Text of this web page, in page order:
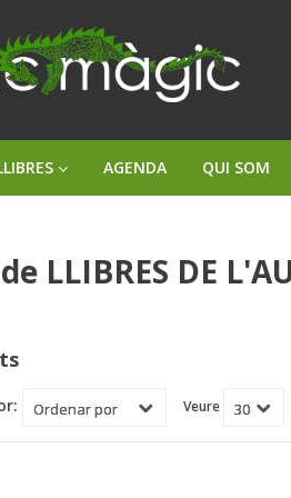
AGENDA QUI SOM
LLIBRES DE
Veure